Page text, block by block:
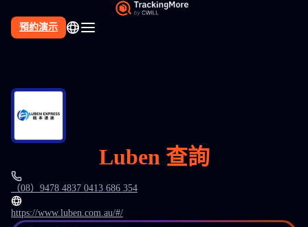
預約演示
Luben 查詢
（08）9478 4837 0413 686 354
https://www.luben.com.au/#/